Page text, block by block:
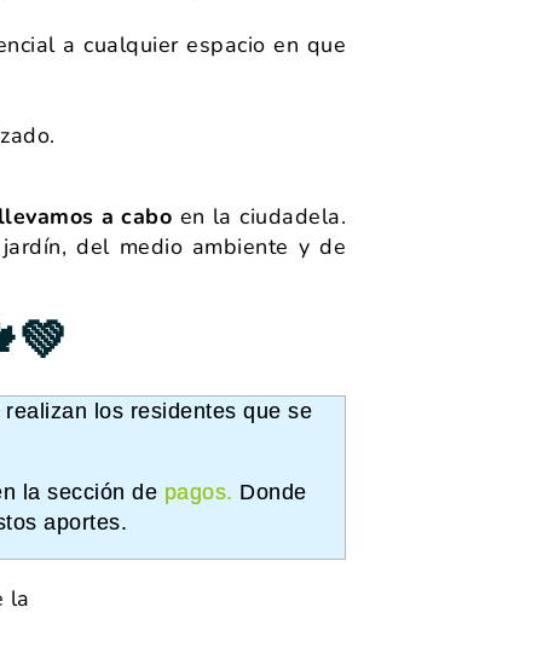
a cualquier espacio en que
llevamos a cabo en la ciudadela.
del medio ambiente y de
los residentes que se
la sección de pagos. Donde
aportes.
la